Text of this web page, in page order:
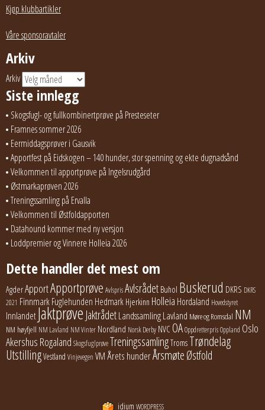
Kjøp klubbartikler
Våre sponsoravtaler
Arkiv
Arkiv
Siste innlegg
Skogsfugl- og fullkombinertprøve på Presteseter
Framnes sommer 2026
Eermiddagsprøver i Gausvik
Apportfest på Eidskogen – 140 hunder, stor spenning og ekte dugnadsånd
Velkommen til apportprøve på Ingelsrudgård
Østmarkaprøven 2026
Treningssamling på Ervalla
Velkommen til Østfoldapporten
Datahound kommer med ny versjon
Loddpremier og Vinnere Holleia 2026
Dette handler det mest om
AgderApportApportprøve AvlsprisAvlsrådet Buhol Buskerud DKRS DKRS
2021 FinnmarkFuglehunden Hedmark Hjerkinn Holleia Hordaland Hovedstyret
InnlandetJaktprøve JaktrådetLandssamlingLavland Møre og Romsdal NM
NM høyfjell NM Lavland NM Vinter Nordland Norsk Derby NVC OAOppdretterprisOppland Oslo
Akershus Rogaland SkogsfuglprøveTreningssamlingTroms Trøndelag
UtstillingVestland Vinjevegen VMÅrets hunderÅrsmøteØstfold
idium WORDPRESS